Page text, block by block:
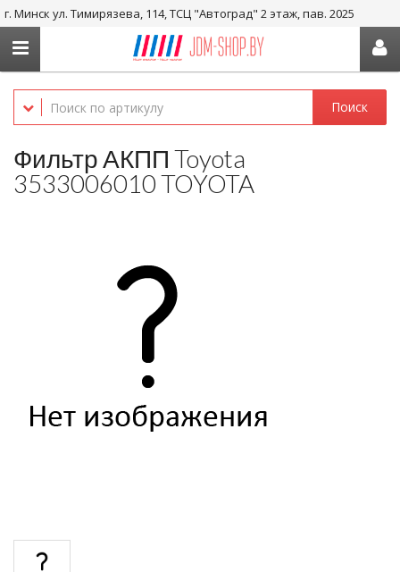
г. Минск ул. Тимирязева, 114, ТСЦ "Автоград" 2 этаж, пав. 2025
+375 29-656-05-36, +375 29-238-05-36
Поиск
Фильтр АКПП Toyota
3533006010 TOYOTA